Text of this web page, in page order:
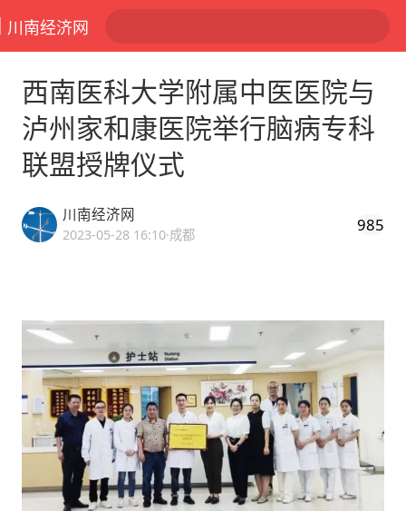
川南经济网
西南医科大学附属中医医院与
泸州家和康医院举行脑病专科
联盟授牌仪式
川南经济网
2023-05-28 16:10·成都 985